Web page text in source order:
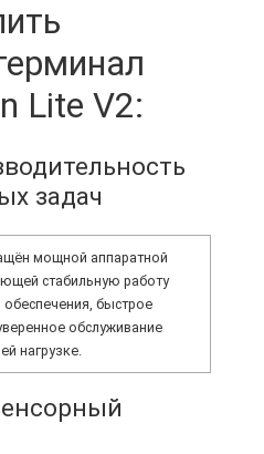
Lite V2:
задач
мощной аппаратной
стабильную работу
быстрое
обслуживание
нагрузке.